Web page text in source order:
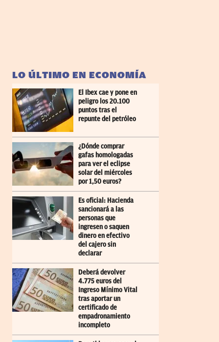
LO ÚLTIMO EN ECONOMÍA
El Ibex cae y pone en
peligro los 20.100
puntos tras el
repunte del petróleo
¿Dónde comprar
gafas homologadas
para ver el eclipse
solar del miércoles
por 1,50 euros?
Es oficial: Hacienda
sancionará a las
personas que
ingresen o saquen
dinero en efectivo
del cajero sin
declarar
Deberá devolver
4.775 euros del
Ingreso Mínimo Vital
tras aportar un
certificado de
empadronamiento
incompleto